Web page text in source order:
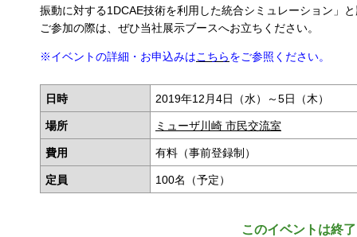
振動に対する1DCAE技術を利用した統合シミュレーション」
ご参加の際は、ぜひ当社展示ブースへお立ちください。
※イベントの詳細・お申込みはこちらをご参照ください。
日時 2019年12月4日（水）～5日（木）
場所 ミューザ川崎 市民交流室
費用 有料（事前登録制）
定員 100名（予定）
このイベントは終